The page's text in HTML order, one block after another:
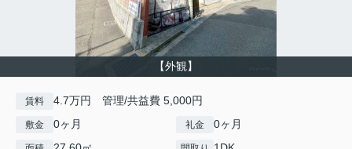
【外観】
賃料 4.7万円 管理/共益費 5,000円
敷金 0ヶ月 礼金 0ヶ月